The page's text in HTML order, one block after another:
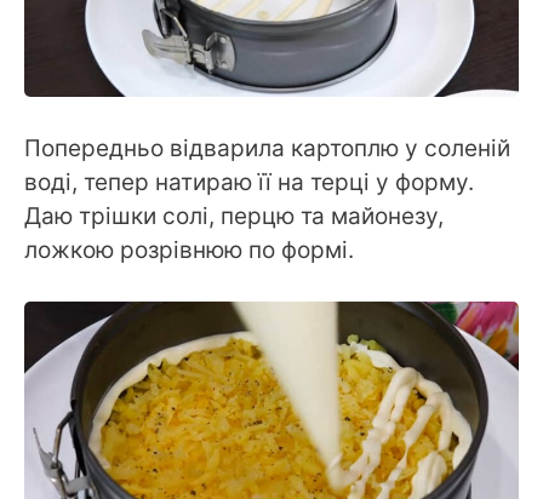
Попередньо відварила картоплю у соленій
воді, тепер натираю її на терці у форму.
Даю трішки солі, перцю та майонезу,
ложкою розрівнюю по формі.